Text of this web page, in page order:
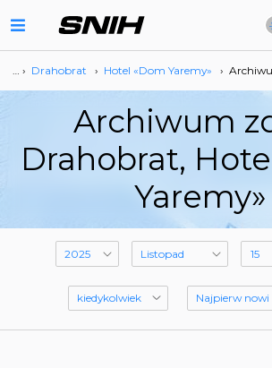
… › Drahobrat › Hotel «Dom Yaremy» ›
Archiwum
Drahobrat,
Yaremy»